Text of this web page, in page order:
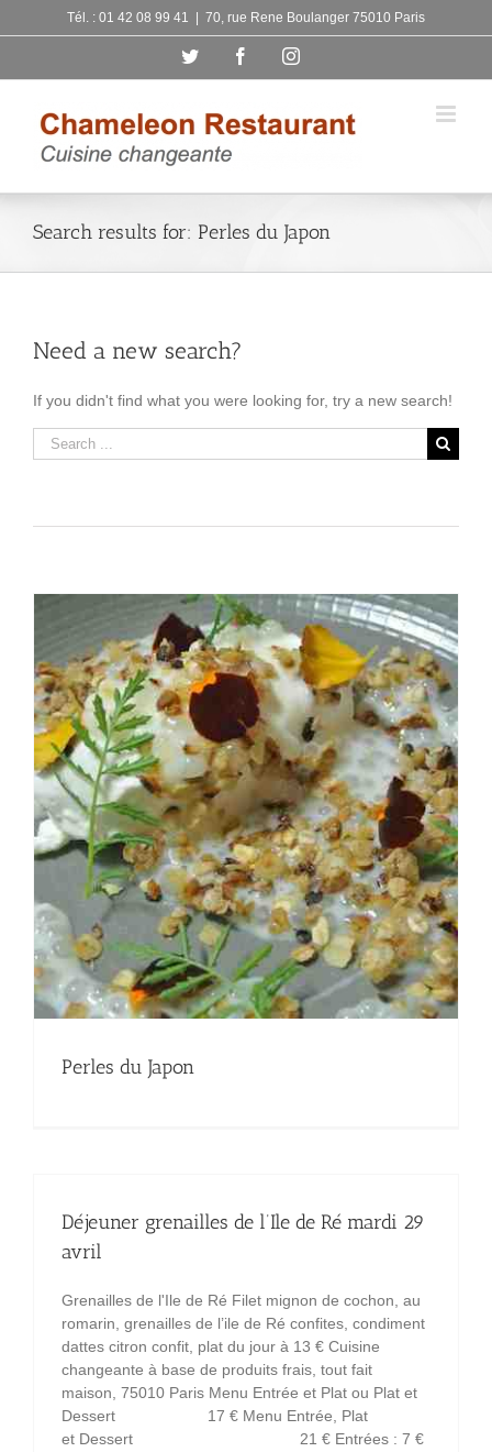
to
Tél. : 01 42 08 99 41 70, rue Rene Boulanger 75010 Paris
Twitter FacebookInstagram
Search results for: Perles du Japon
Need a new search?
If you didn't find what you were looking for, try a new search!
Search
for:
Perles du Japon
Déjeuner grenailles de l’Ile de Ré mardi 29
avril
Grenailles de l'Ile de Ré Filet mignon de cochon, au
romarin, grenailles de l’ile de Ré confites, condiment
dattes citron confit, plat du jour à 13 € Cuisine
changeante à base de produits frais, tout fait
maison, 75010 Paris Menu Entrée et Plat ou Plat et
Dessert 17 € Menu Entrée, Plat
et Dessert 21 € Entrées : 7 €